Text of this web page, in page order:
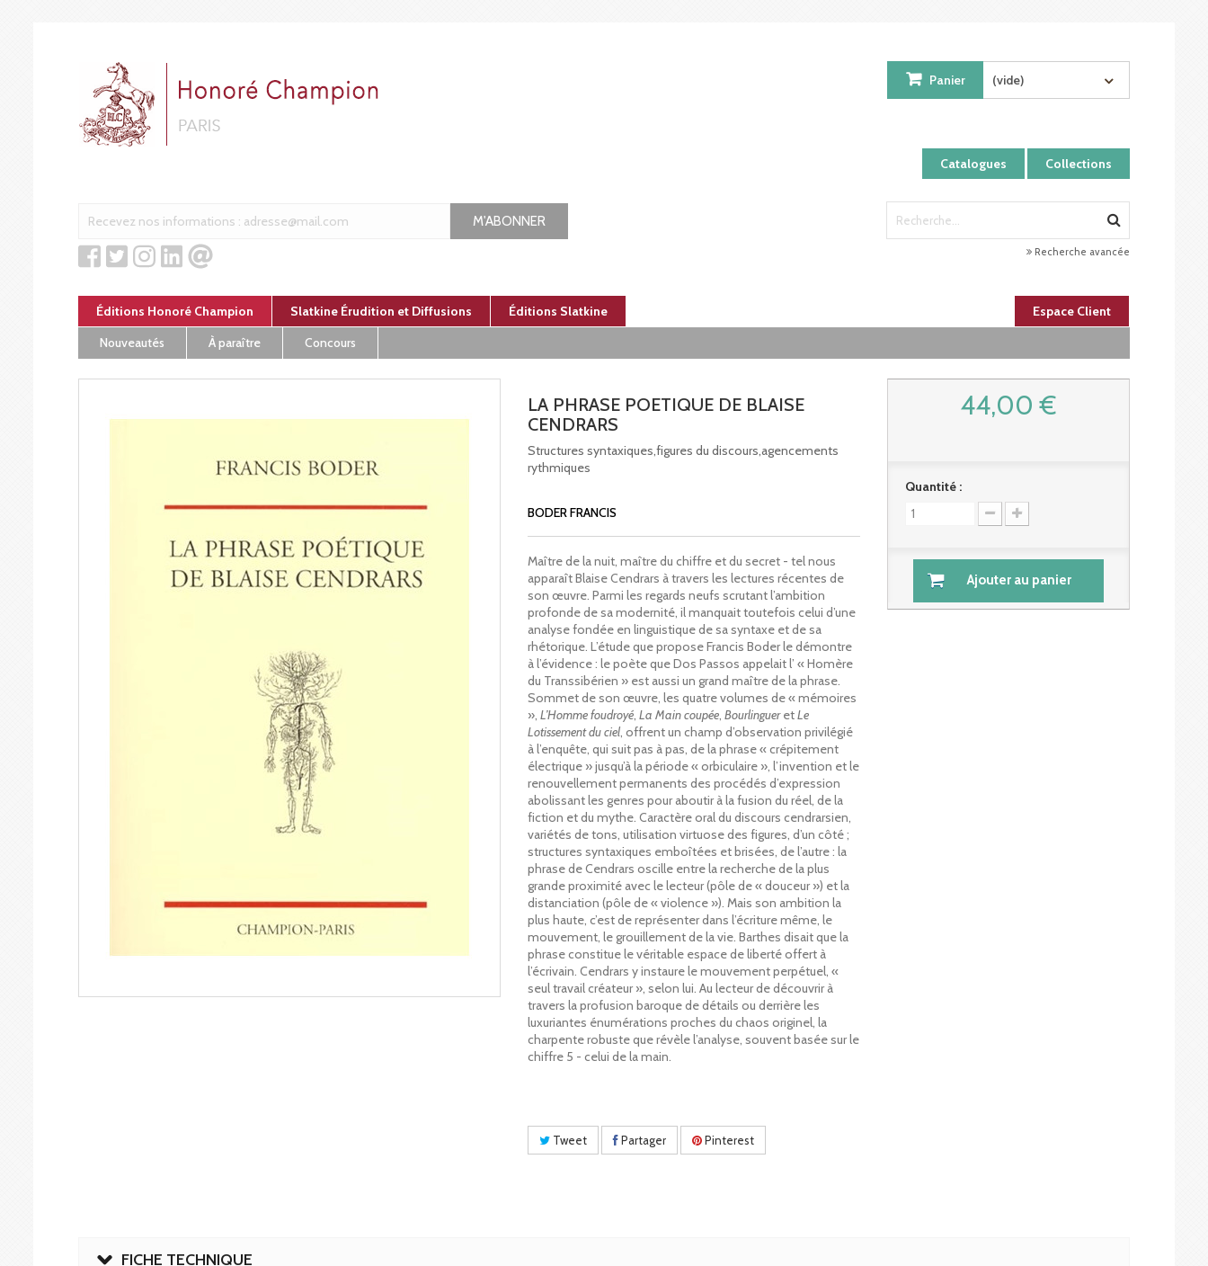
Catalogues Collections
Panier (vide)
M'ABONNER
Recherche avancée
Éditions Honoré Champion Slatkine Érudition et Diffusions Éditions Slatkine
Espace Client
Nouveautés
À paraître Concours
LA PHRASE POETIQUE DE BLAISE
CENDRARS
Structures syntaxiques,figures du discours,agencements
rythmiques
BODER FRANCIS
Maître de la nuit, maître du chiffre et du secret - tel nous
apparaît Blaise Cendrars à travers les lectures récentes de
son œuvre. Parmi les regards neufs scrutant l’ambition
profonde de sa modernité, il manquait toutefois celui d’une
analyse fondée en linguistique de sa syntaxe et de sa
rhétorique. L’étude que propose Francis Boder le démontre
à l’évidence : le poète que Dos Passos appelait l’ « Homère
du Transsibérien » est aussi un grand maître de la phrase.
Sommet de son œuvre, les quatre volumes de « mémoires
», L’Homme foudroyé, La Main coupée, BourlingueretLe
Lotissement du ciel, offrent un champ d’observation privilégié
à l’enquête, qui suit pas à pas, de la phrase « crépitement
électrique » jusqu’à la période « orbiculaire », l’invention et le
renouvellement permanents des procédés d’expression
abolissant les genres pour aboutir à la fusion du réel, de la
fiction et du mythe. Caractère oral du discours cendrarsien,
variétés de tons, utilisation virtuose des figures, d’un côté ;
structures syntaxiques emboîtées et brisées, de l’autre : la
phrase de Cendrars oscille entre la recherche de la plus
grande proximité avec le lecteur (pôle de « douceur ») et la
distanciation (pôle de « violence »). Mais son ambition la
plus haute, c’est de représenter dans l’écriture même, le
mouvement, le grouillement de la vie. Barthes disait que la
phrase constitue le véritable espace de liberté offert à
l’écrivain. Cendrars y instaure le mouvement perpétuel, «
seul travail créateur », selon lui. Au lecteur de découvrir à
travers la profusion baroque de détails ou derrière les
luxuriantes énumérations proches du chaos originel, la
charpente robuste que révèle l’analyse, souvent basée sur le
chiffre 5 - celui de la main.
Tweet Partager Pinterest
44,00 €
Quantité :
Ajouter au panier
FICHE TECHNIQUE